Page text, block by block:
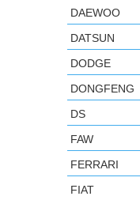
DAEWOO
DATSUN
DODGE
DONGFENG
DS
FAW
FERRARI
FIAT